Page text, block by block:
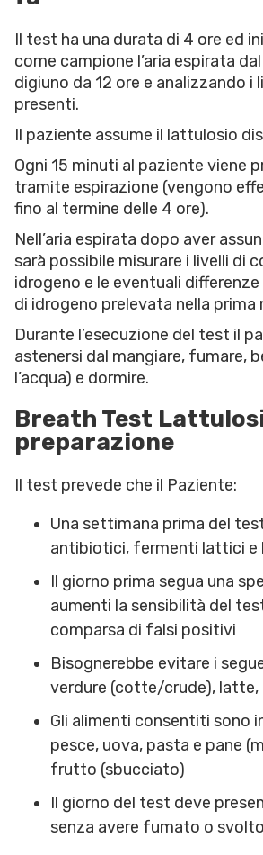
Il test ha una durata di 4 ore ed
come campione l’aria espirata
digiuno da 12 ore e analizzando i
presenti.
Il paziente assume il lattulosio
Ogni 15 minuti al paziente viene
tramite espirazione (vengono
fino al termine delle 4 ore).
Nell’aria espirata dopo aver
sarà possibile misurare i livelli di
idrogeno e le eventuali
di idrogeno prelevata nella prima
Durante l’esecuzione del test il
astenersi dal mangiare, fumare,
l’acqua) e dormire.
Breath Test
preparazione
Il test prevede che il Paziente:
Una settimana prima del
antibiotici, fermenti lattici e
Il giorno prima segua una
aumenti la sensibilità del
comparsa di falsi positivi
Bisognerebbe evitare i
verdure (cotte/crude),
Gli alimenti consentiti sono
pesce, uova, pasta e pane
frutto (sbucciato)
Il giorno del test deve
senza avere fumato o